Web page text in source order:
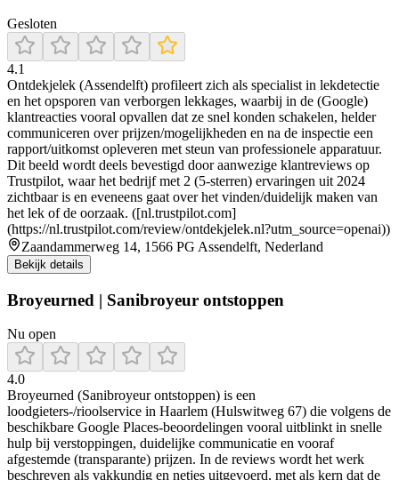
Gesloten
4.1
Ontdekjelek (Assendelft) profileert zich als specialist in lekdetectie
en het opsporen van verborgen lekkages, waarbij in de (Google)
klantreacties vooral opvallen dat ze snel konden schakelen, helder
communiceren over prijzen/mogelijkheden en na de inspectie een
rapport/uitkomst opleveren met steun van professionele apparatuur.
Dit beeld wordt deels bevestigd door aanwezige klantreviews op
Trustpilot, waar het bedrijf met 2 (5-sterren) ervaringen uit 2024
zichtbaar is en eveneens gaat over het vinden/duidelijk maken van
het lek of de oorzaak. ([nl.trustpilot.com]
(https://nl.trustpilot.com/review/ontdekjelek.nl?utm_source=openai))
Zaandammerweg 14, 1566 PG Assendelft, Nederland
Bekijk details
Broyeurned | Sanibroyeur ontstoppen
Nu open
4.0
Broyeurned (Sanibroyeur ontstoppen) is een
loodgieters-/rioolservice in Haarlem (Hulswitweg 67) die volgens de
beschikbare Google Places-beoordelingen vooral uitblinkt in snelle
hulp bij verstoppingen, duidelijke communicatie en vooraf
afgestemde (transparante) prijzen. In de reviews wordt het werk
beschreven als vakkundig en netjes uitgevoerd, met als kern dat de